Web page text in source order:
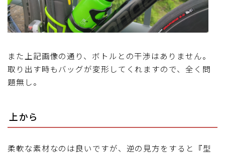
また上記画像の通り、ボトルとの干渉はありません。
取り出す時もバッグが変形してくれますので、全く問
題無し。
上から
柔軟な素材なのは良いですが、逆の見方をすると『型